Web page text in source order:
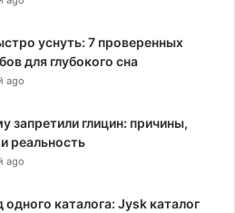
уснуть: 7 проверенных
для глубокого сна
ago
запретили глицин: причины,
реальность
ago
каталога: Jysk каталог